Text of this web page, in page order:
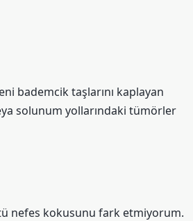
bademcik taşlarını kaplayan
solunum yollarındaki tümörler
nefes kokusunu fark etmiyorum.